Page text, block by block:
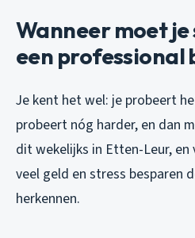
Wanneer moet je
een professional
Je kent het wel: je probeert
probeert nóg harder, en dan
dit wekelijks in Etten-Leur,
veel geld en stress besparen
herkennen.